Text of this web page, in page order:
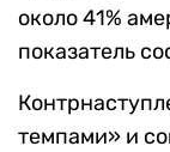
около 41%
показатель
темпами» и